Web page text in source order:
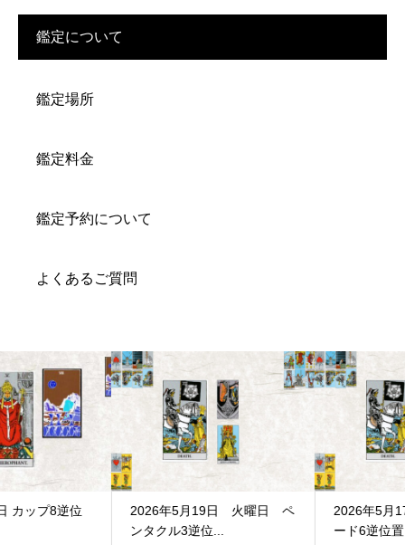
鑑定について
鑑定場所
鑑定料金
鑑定予約について
よくあるご質問
2026年5月19日 火曜日 ペ
2026年5月17日 日曜日 ソ